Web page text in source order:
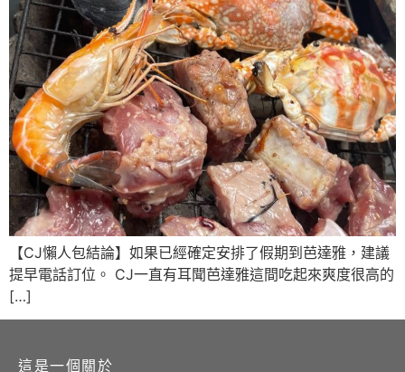
【CJ懶人包結論】如果已經確定安排了假期到芭達雅，建議
提早電話訂位。 CJ一直有耳聞芭達雅這間吃起來爽度很高的
[…]
這是一個關於